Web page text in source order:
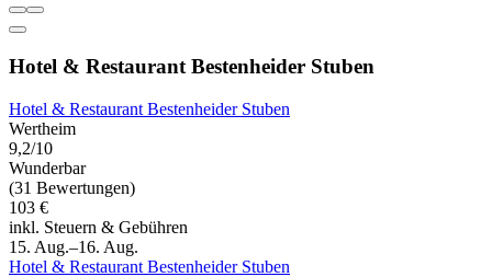
Hotel & Restaurant Bestenheider Stuben
Hotel & Restaurant Bestenheider Stuben
Wertheim
9,2/10
Wunderbar
(31 Bewertungen)
103 €
inkl. Steuern & Gebühren
15. Aug.–16. Aug.
Hotel & Restaurant Bestenheider Stuben